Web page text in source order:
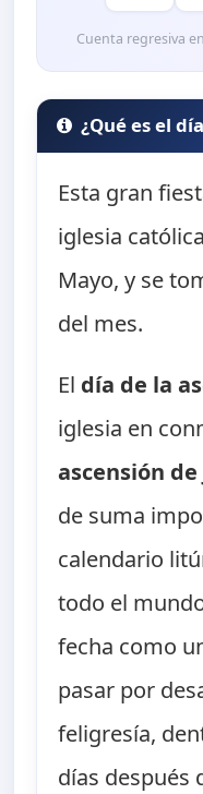
Cuenta regresiva
¿Qué es el
Esta gran
iglesia
Mayo, y se
del mes.
El día de la
iglesia en
ascensión de
de suma
calendario
todo el
fecha como
pasar por
feligresía,
días después